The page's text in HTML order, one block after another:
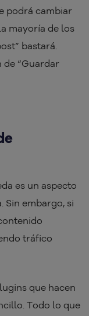
podrá cambiar
mayoría de los
bastará.
de “Guardar
es un aspecto
Sin embargo, si
tráfico
que hacen
Todo lo que